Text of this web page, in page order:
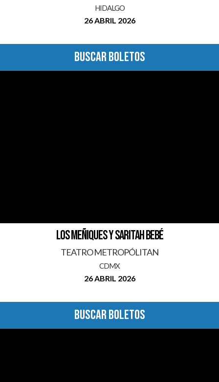
HIDALGO
26 ABRIL 2026
BUSCAR BOLETOS
LOS MEÑIQUES Y SARITAH BEBÉ
TEATRO METROPÓLITAN
CDMX
26 ABRIL 2026
BUSCAR BOLETOS